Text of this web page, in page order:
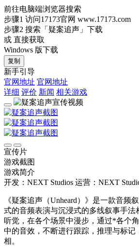
前往电脑端浏览器搜索
步骤1 访问17173官网 www.17173.com
步骤2 搜索 「疑案追声」 下载
或 直接获取
Windows 版下载
复制
新手引导
官网地址 官网地址
详细 评价 新闻 相关游戏
宣传片
游戏截图
游戏简介
开发：NEXT Studios 运营：NEXT
《疑案追声（Unheard）》是一款音频
式的音频表演与沉浸式的多线叙事手法
听觉，在各个场景中漫步，通过*各个
中的音效，不断进行跟踪，推理与标记
相。